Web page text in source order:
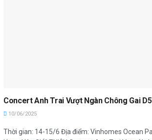
Concert Anh Trai Vượt Ngàn Chông Gai
10/06/2025
Thời gian: 14-15/6 Địa điểm: Vinhomes Ocean